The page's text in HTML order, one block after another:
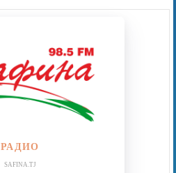
РАДИО
SAFINA.TJ